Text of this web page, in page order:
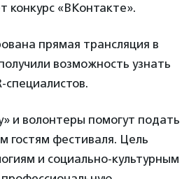
конкурс «ВКонтакте».
прямая трансляция в
возможность узнать
и волонтеры помогут подать
гостям фестиваля. Цель
и социально-культурным